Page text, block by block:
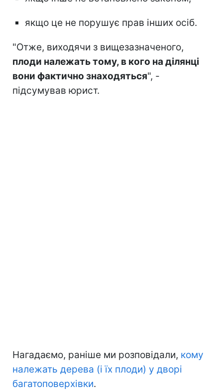
якщо це не порушує прав інших осіб.
"Отже, виходячи з вищезазначеного,
плоди належать тому, в кого на ділянці
вони фактично знаходяться", -
підсумував юрист.
Нагадаємо, раніше ми розповідали, кому
належать дерева (і їх плоди) у дворі
багатоповерхівки.